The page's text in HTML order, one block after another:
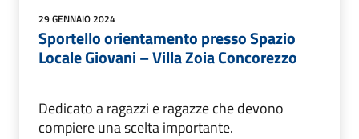
29 GENNAIO 2024
Sportello orientamento presso Spazio
Locale Giovani – Villa Zoia Concorezzo
Dedicato a ragazzi e ragazze che devono
compiere una scelta importante.